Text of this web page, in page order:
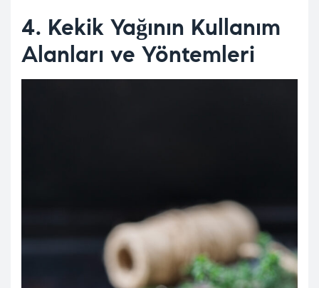
4. Kekik Yağının Kullanım
Alanları ve Yöntemleri